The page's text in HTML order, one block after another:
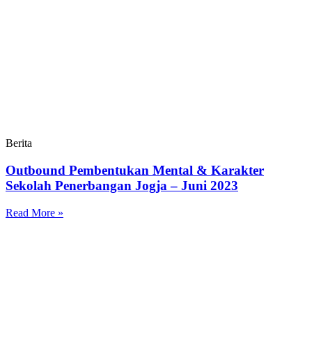
Berita
Outbound Pembentukan Mental & Karakter
Sekolah Penerbangan Jogja – Juni 2023
Read More »